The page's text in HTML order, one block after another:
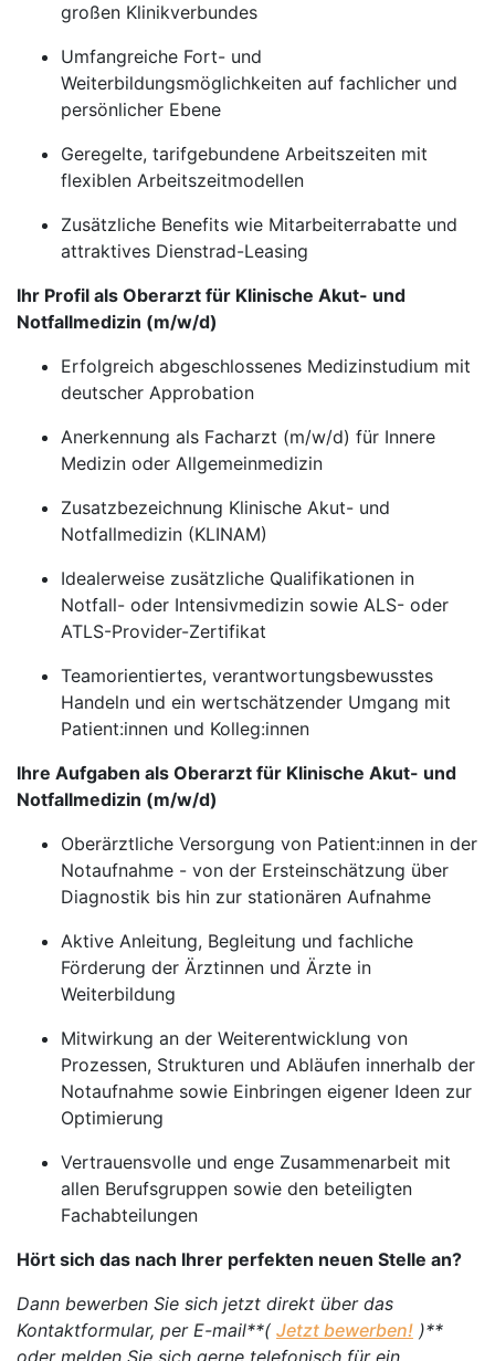
großen Klinikverbundes
Umfangreiche Fort- und
Weiterbildungsmöglichkeiten auf fachlicher und
persönlicher Ebene
Geregelte, tarifgebundene Arbeitszeiten mit
flexiblen Arbeitszeitmodellen
Zusätzliche Benefits wie Mitarbeiterrabatte und
attraktives Dienstrad-Leasing
Ihr Profil als Oberarzt für Klinische Akut- und
Notfallmedizin (m/w/d)
Erfolgreich abgeschlossenes Medizinstudium mit
deutscher Approbation
Anerkennung als Facharzt (m/w/d) für Innere
Medizin oder Allgemeinmedizin
Zusatzbezeichnung Klinische Akut- und
Notfallmedizin (KLINAM)
Idealerweise zusätzliche Qualifikationen in
Notfall- oder Intensivmedizin sowie ALS- oder
ATLS-Provider-Zertifikat
Teamorientiertes, verantwortungsbewusstes
Handeln und ein wertschätzender Umgang mit
Patient:innen und Kolleg:innen
Ihre Aufgaben als Oberarzt für Klinische Akut- und
Notfallmedizin (m/w/d)
Oberärztliche Versorgung von Patient:innen in der
Notaufnahme - von der Ersteinschätzung über
Diagnostik bis hin zur stationären Aufnahme
Aktive Anleitung, Begleitung und fachliche
Förderung der Ärztinnen und Ärzte in
Weiterbildung
Mitwirkung an der Weiterentwicklung von
Prozessen, Strukturen und Abläufen innerhalb der
Notaufnahme sowie Einbringen eigener Ideen zur
Optimierung
Vertrauensvolle und enge Zusammenarbeit mit
allen Berufsgruppen sowie den beteiligten
Fachabteilungen
Hört sich das nach Ihrer perfekten neuen Stelle an?
Dann bewerben Sie sich jetzt direkt über das
Kontaktformular, per E-mail**( Jetzt bewerben! )**
oder melden Sie sich gerne telefonisch für ein